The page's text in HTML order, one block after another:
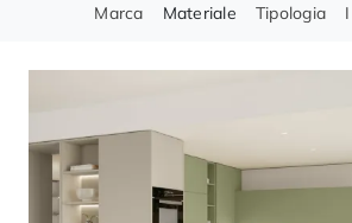
Marca Materiale Tipologia